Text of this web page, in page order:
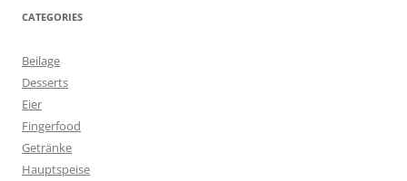
CATEGORIES
Beilage
Desserts
Eier
Fingerfood
Getränke
Hauptspeise